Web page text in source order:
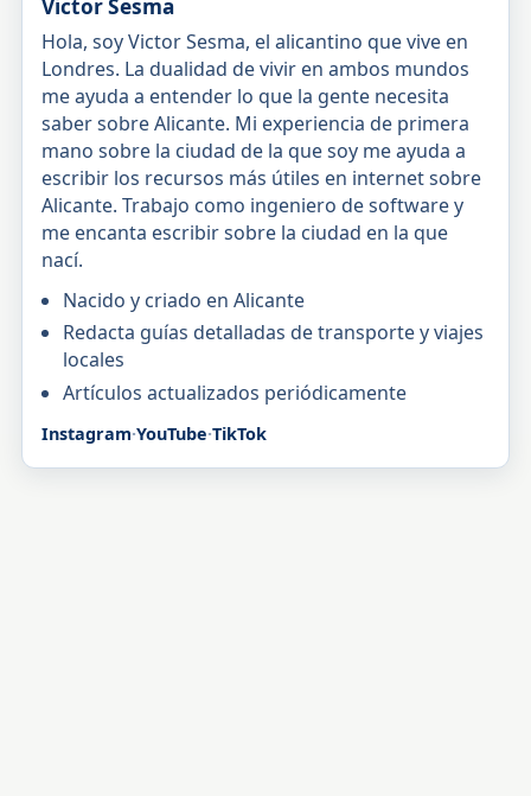
Victor Sesma
Hola, soy Victor Sesma, el alicantino que vive en
Londres. La dualidad de vivir en ambos mundos
me ayuda a entender lo que la gente necesita
saber sobre Alicante. Mi experiencia de primera
mano sobre la ciudad de la que soy me ayuda a
escribir los recursos más útiles en internet sobre
Alicante. Trabajo como ingeniero de software y
me encanta escribir sobre la ciudad en la que
nací.
Nacido y criado en Alicante
Redacta guías detalladas de transporte y viajes
locales
Artículos actualizados periódicamente
Instagram·YouTube·TikTok